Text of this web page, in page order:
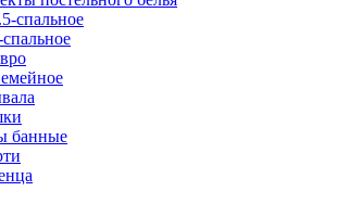
спальное
спальное
банные